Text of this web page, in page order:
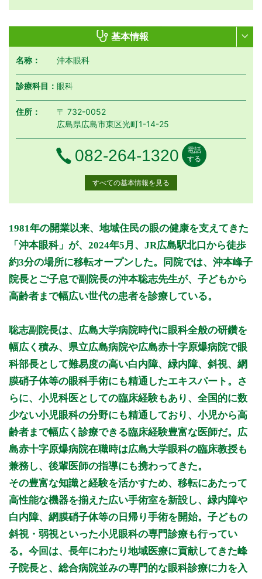
基本情報
名称： 沖本眼科
診療科目：眼科
住所：
〒 732-0052
広島県広島市東区光町1-14-25
電話番号
082-264-1320
電話
する
すべての基本情報を見る
診療時間 月月曜日
火 火曜日水曜日
木 木曜日
金金曜日土曜日
日 日曜日
祝
祝日
9:00～12:30
●
●
9:00～13:00
● ●
●
14:00～17:00
●
14:30～18:00
● ● ●
備考：火曜・木曜の午後は手術のため、外来診療がありませ
ん。
※診療時間や臨時休診・診療内容等について、事前に必ず医療
機関ホームページ、またはお電話にてご確認ください。
>>病院なびで医療機関の詳細を見る
公式HPはこちら
初診受付
1981年の開業以来、地域住民の眼の健康を支えてきた
「沖本眼科」が、2024年5月、JR広島駅北口から徒歩
約3分の場所に移転オープンした。同院では、沖本峰子
院長とご子息で副院長の沖本聡志先生が、子どもから
高齢者まで幅広い世代の患者を診療している。
聡志副院長は、広島大学病院時代に眼科全般の研鑽を
幅広く積み、県立広島病院や広島赤十字原爆病院で眼
科部長として難易度の高い白内障、緑内障、斜視、網
膜硝子体等の眼科手術にも精通したエキスパート。さ
らに、小児科医としての臨床経験もあり、全国的に数
少ない小児眼科の分野にも精通しており、小児から高
齢者まで幅広く診療できる臨床経験豊富な医師だ。広
島赤十字原爆病院在職時は広島大学眼科の臨床教授も
兼務し、後輩医師の指導にも携わってきた。
その豊富な知識と経験を活かすため、移転にあたって
高性能な機器を揃えた広い手術室を新設し、緑内障や
白内障、網膜硝子体等の日帰り手術を開始。子どもの
斜視・弱視といった小児眼科の専門診療も行ってい
る。今回は、長年にわたり地域医療に貢献してきた峰
子院長と、総合病院並みの専門的な眼科診療に力を入